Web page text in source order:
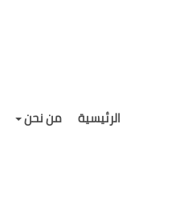
الرئيسية من نحن